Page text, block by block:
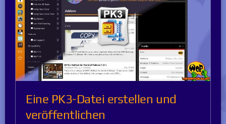
Eine PK3-Datei erstellen und
veröffentlichen